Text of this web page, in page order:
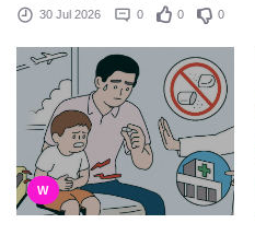
30 Jul 2026 0 0 0
W